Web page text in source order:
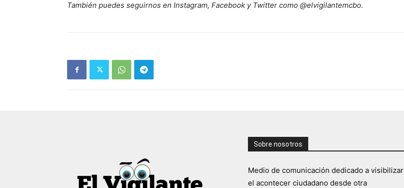
También puedes seguirnos en Instagram, Facebook y Twitter como @elvigilantemcbo.
Sobre nosotros
Medio de comunicación dedicado a visibilizar
el acontecer ciudadano desde otra